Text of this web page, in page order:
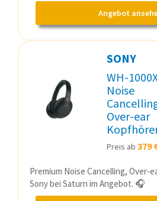
Angebot
SONY
WH-
Noise
Over-ear
Preis ab 379
Premium Noise Cancelling, Over-
Sony bei Saturn im Angebot. 🎧